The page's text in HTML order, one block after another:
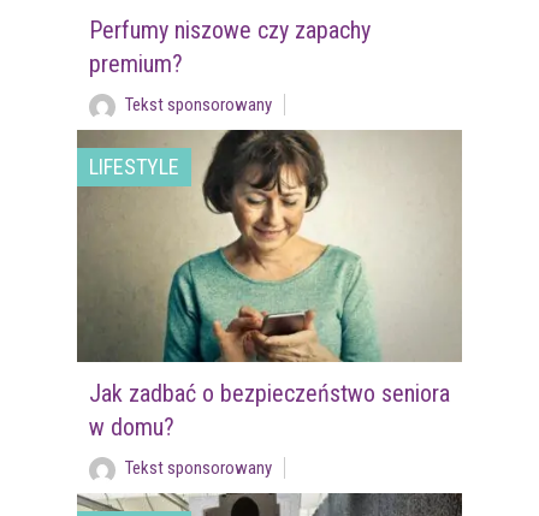
Perfumy niszowe czy zapachy
premium?
Tekst sponsorowany
LIFESTYLE
Jak zadbać o bezpieczeństwo seniora
w domu?
Tekst sponsorowany